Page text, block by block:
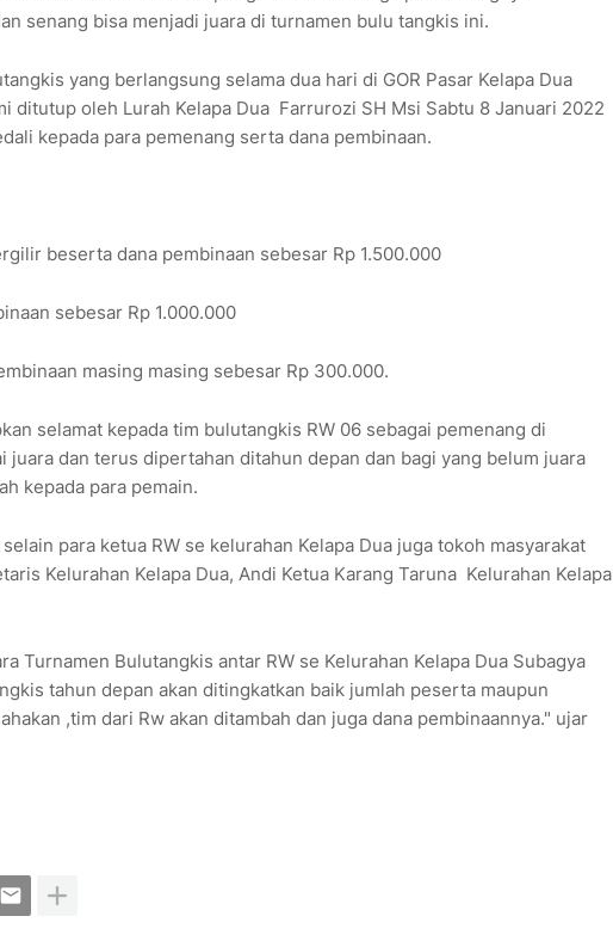
senang bisa menjadi juara di turnamen bulu tangkis ini.
yang berlangsung selama dua hari di GOR Pasar Kelapa Dua
ditutup oleh Lurah Kelapa Dua Farrurozi SH Msi Sabtu 8 Januari 2022
kepada para pemenang serta dana pembinaan.
beserta dana pembinaan sebesar Rp 1.500.000
sebesar Rp 1.000.000
masing masing sebesar Rp 300.000.
selamat kepada tim bulutangkis RW 06 sebagai pemenang di
juara dan terus dipertahan ditahun depan dan bagi yang belum juara
kepada para pemain.
para ketua RW se kelurahan Kelapa Dua juga tokoh masyarakat
Kelurahan Kelapa Dua, Andi Ketua Karang Taruna Kelurahan Kelapa
Turnamen Bulutangkis antar RW se Kelurahan Kelapa Dua Subagya
tahun depan akan ditingkatkan baik jumlah peserta maupun
,tim dari Rw akan ditambah dan juga dana pembinaannya." ujar